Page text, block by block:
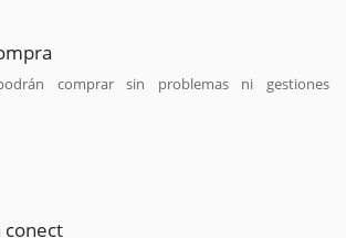
comprar sin problemas ni gestiones
conect